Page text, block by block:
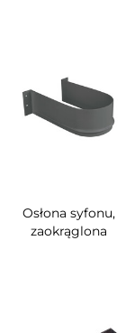
Osłona syfonu,
zaokrąglona